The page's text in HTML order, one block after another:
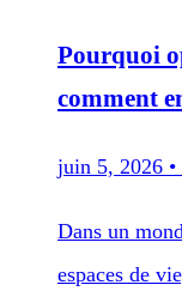
Pourquoi
comment
juin 5, 2026 •
Dans un
espaces de